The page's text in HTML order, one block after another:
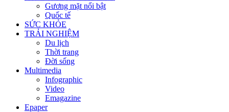
Gương mặt nổi bật
Quốc tế
SỨC KHỎE
TRẢI NGHIỆM
Du lịch
Thời trang
Đời sống
Multimedia
Infographic
Video
Emagazine
Epaper